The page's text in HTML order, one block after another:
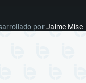
porJaime Mise